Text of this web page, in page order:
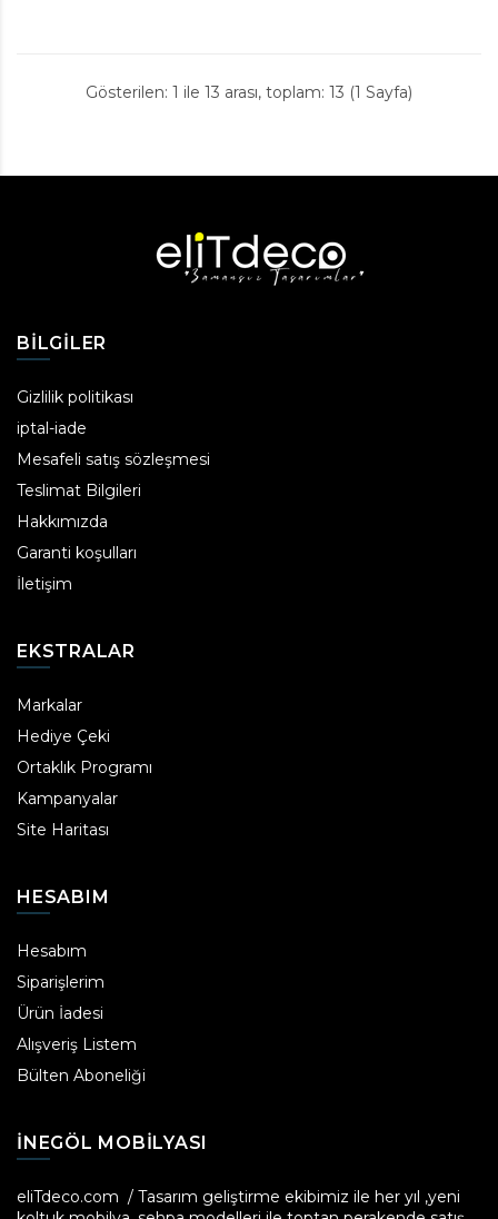
Gösterilen: 1 ile 13 arası, toplam: 13 (1 Sayfa)
BILGILER
Gizlilik politikası
iptal-iade
Mesafeli satış sözleşmesi
Teslimat Bilgileri
Hakkımızda
Garanti koşulları
İletişim
EKSTRALAR
Markalar
Hediye Çeki
Ortaklık Programı
Kampanyalar
Site Haritası
HESABIM
Hesabım
Siparişlerim
Ürün İadesi
Alışveriş Listem
Bülten Aboneliği
INEGÖL MOBILYASI
eliTdeco.com / Tasarım geliştirme ekibimiz ile her yıl ,yeni